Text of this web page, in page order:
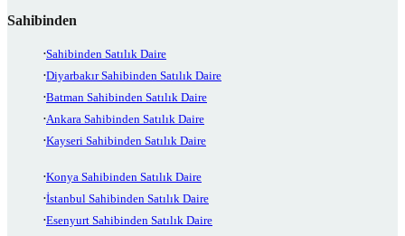
Sahibinden
Sahibinden Satılık Daire
Diyarbakır Sahibinden Satılık Daire
Batman Sahibinden Satılık Daire
Ankara Sahibinden Satılık Daire
Kayseri Sahibinden Satılık Daire
Konya Sahibinden Satılık Daire
İstanbul Sahibinden Satılık Daire
Esenyurt Sahibinden Satılık Daire